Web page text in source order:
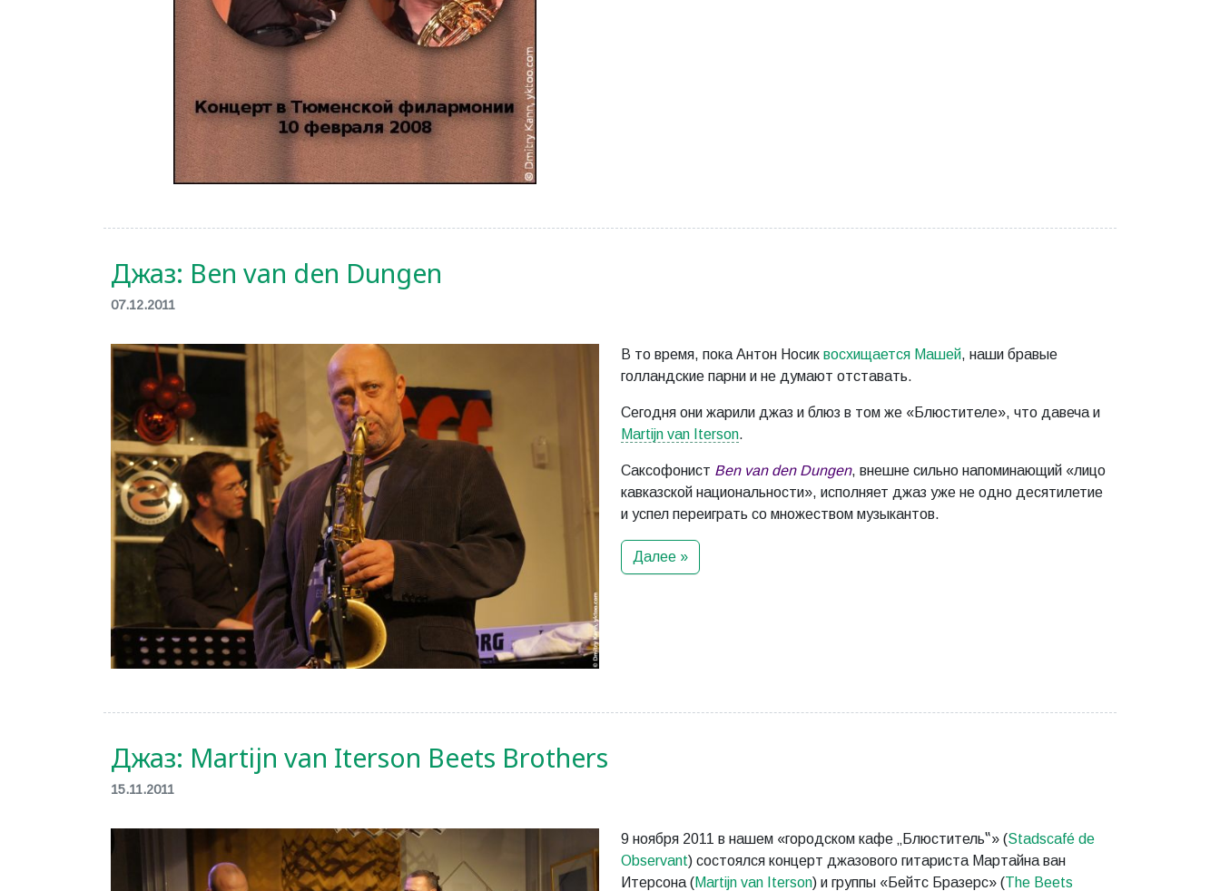
Джаз: Ben van den Dungen
07.12.2011
В то время, пока Антон Носик восхищается Машей, наши бравые
голландские парни и не думают отставать.
Сегодня они жарили джаз и блюз в том же «Блюстителе», что давеча и
Martijn van Iterson.
Саксофонист Ben van den Dungen, внешне сильно напоминающий «лицо
кавказской национальности», исполняет джаз уже не одно десятилетие
и успел переиграть со множеством музыкантов.
Далее »
Джаз: Martijn van Iterson Beets Brothers
15.11.2011
9 ноября 2011 в нашем «городском кафе „Блюститель‟» (Stadscafé de
Observant) состоялся концерт джазового гитариста Мартайна ван
Итерсона (Martijn van Iterson) и группы «Бейтс Бразерс» (The Beets